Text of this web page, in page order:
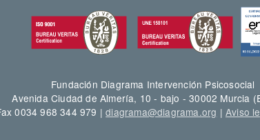
Fundación Diagrama Intervención Psicosocial
Avenida Ciudad de Almería, 10 - bajo - 30002 Murcia
0034 968 344 979 |diagrama@diagrama.org | Aviso